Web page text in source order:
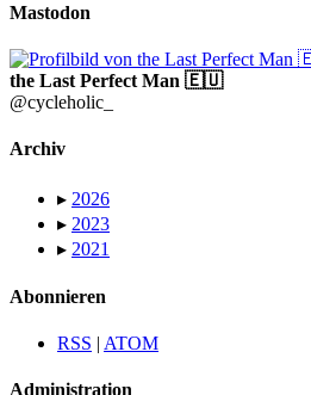
Mastodon
the Last Perfect Man 🇪🇺
@cycleholic_
Archiv
▸ 2026
▸ 2023
▸ 2021
Abonnieren
RSS | ATOM
Administration